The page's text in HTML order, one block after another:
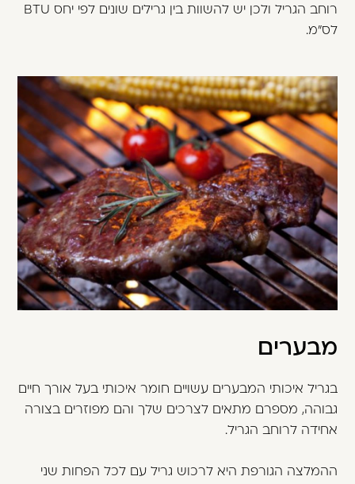
רוחב הגריל ולכן יש להשוות בין גרילים שונים לפי יחס BTU
לס"מ.
מבערים
בגריל איכותי המבערים עשויים חומר איכותי בעל אורך חיים
גבוהה, מספרם מתאים לצרכים שלך והם מפוזרים בצורה
אחידה לרוחב הגריל.
ההמלצה הגורפת היא לרכוש גריל עם לכל הפחות שני